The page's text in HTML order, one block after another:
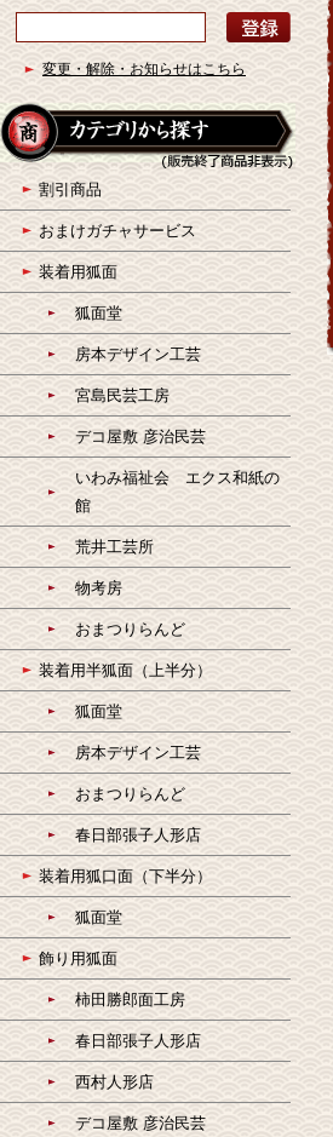
変更・解除・お知らせはこちら
割引商品
おまけガチャサービス
装着用狐面
狐面堂
房本デザイン工芸
宮島民芸工房
デコ屋敷 彦治民芸
いわみ福祉会 エクス和紙の
館
荒井工芸所
物考房
おまつりらんど
装着用半狐面（上半分）
狐面堂
房本デザイン工芸
おまつりらんど
春日部張子人形店
装着用狐口面（下半分）
狐面堂
飾り用狐面
柿田勝郎面工房
春日部張子人形店
西村人形店
デコ屋敷 彦治民芸